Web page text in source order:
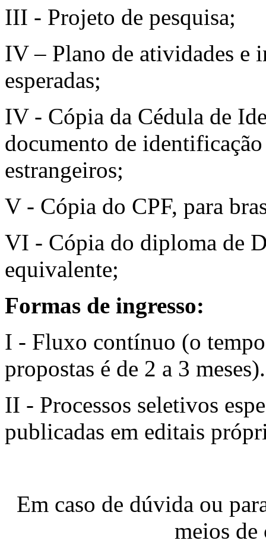
III - Projeto de pesquisa;
IV – Plano de atividades e
esperadas;
IV - Cópia da Cédula de
documento de
estrangeiros;
V - Cópia do CPF, para
VI - Cópia do diploma de
equivalente;
Formas de ingresso:
I - Fluxo contínuo (o
propostas é de 2 a 3 meses).
II - Processos seletivos
publicadas em editais
Em caso de dúvida ou
meios